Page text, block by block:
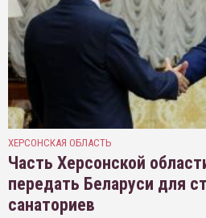
ХЕРСОНСКАЯ ОБЛАСТЬ
Часть Херсонской
передать Беларуси для
санаториев